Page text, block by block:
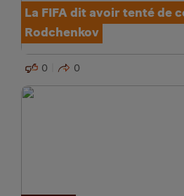
La FIFA dit avoir tenté de
Rodchenkov
0 0